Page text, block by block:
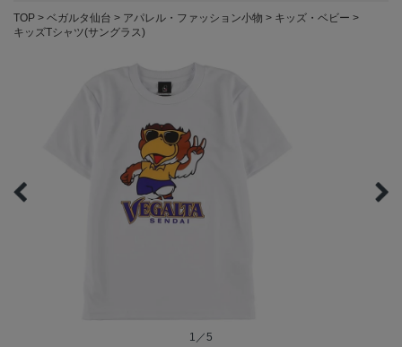
TOP ベガルタ仙台 アパレル・ファッション小物
キッズ・ベビー
キッズTシャツ(サングラス)
1／5